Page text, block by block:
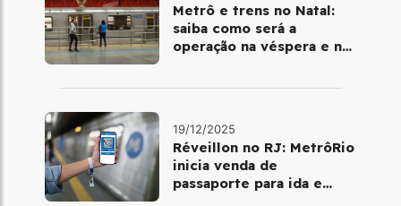
Metrô e trens no Natal:
saiba como será a
operação na véspera e no
19/12/2025
Réveillon no RJ: MetrôRio
inicia venda de
passaporte para ida e